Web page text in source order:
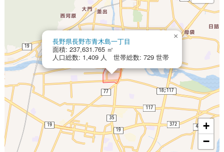
長野県長野市青木島一丁目
面積: 237,631.765 ㎡
人口総数: 1,409 人 世帯総数: 729 世帯
×
+
−